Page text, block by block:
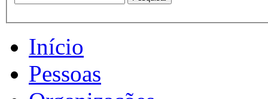
Início
Pessoas